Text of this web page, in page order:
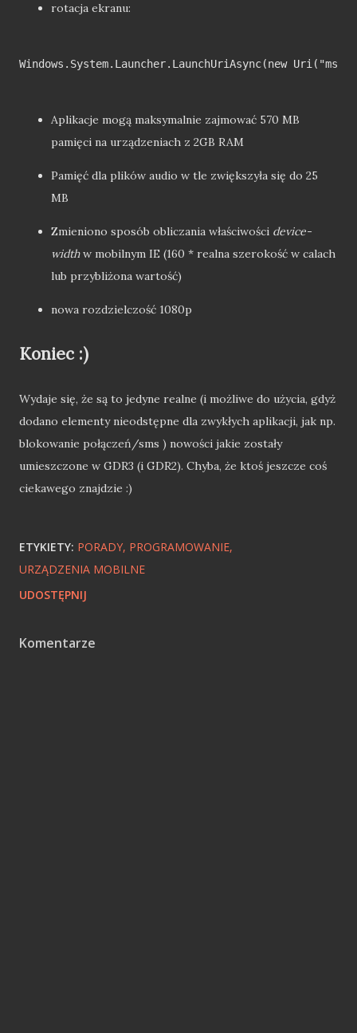
rotacja ekranu:
Windows.System.Launcher.LaunchUriAsync(new
Aplikacje mogą maksymalnie zajmować 570 MB
pamięci na urządzeniach z 2GB RAM
Pamięć dla plików audio w tle zwiększyła się do 25
MB
Zmieniono sposób obliczania właściwości device-
widthw mobilnym IE (160 * realna szerokość w calach
lub przybliżona wartość)
nowa rozdzielczość 1080p
Koniec :)
Wydaje się, że są to jedyne realne (i możliwe do użycia, gdyż
dodano elementy nieodstępne dla zwykłych aplikacji, jak np.
blokowanie połączeń/sms ) nowości jakie zostały
umieszczone w GDR3 (i GDR2). Chyba, że ktoś jeszcze coś
ciekawego znajdzie :)
ETYKIETY: PORADY PROGRAMOWANIE
URZĄDZENIA MOBILNE
UDOSTĘPNIJ
Komentarze